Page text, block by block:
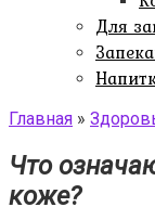
Для
Главная »
Что
коже?